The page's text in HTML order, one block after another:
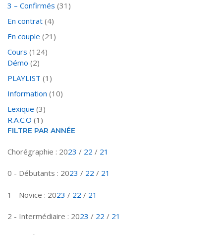
3 – Confirmés (31)
En contrat (4)
En couple (21)
Cours (124)
Démo (2)
PLAYLIST (1)
Information (10)
Lexique (3)
R.A.C.O (1)
FILTRE PAR ANNÉE
Chorégraphie : 2023 / 22 / 21
0 - Débutants : 2023 / 22 / 21
1 - Novice : 2023 / 22 / 21
2 - Intermédiaire : 2023 / 22 / 21